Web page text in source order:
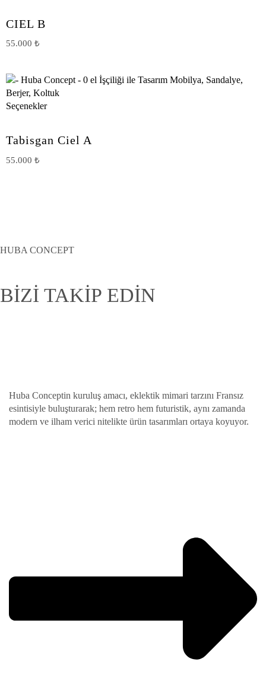
CIEL B
55.000 ₺
Seçenekler
Tabisgan Ciel A
55.000 ₺
HUBA CONCEPT
BİZİ TAKİP EDİN
Huba Conceptin kuruluş amacı, eklektik mimari tarzını Fransız
esintisiyle buluşturarak; hem retro hem futuristik, aynı zamanda
modern ve ilham verici nitelikte ürün tasarımları ortaya koyuyor.